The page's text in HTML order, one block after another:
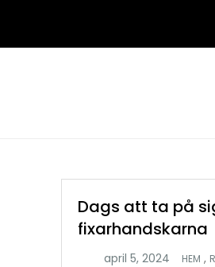
innehåll
Dags att ta på
fixarhandskarna
HEM ,